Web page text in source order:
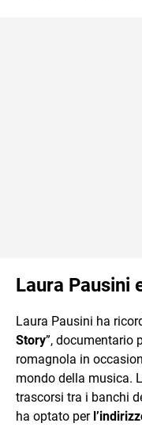
Laura Pausini
Laura Pausini ha
Story”, documentario
romagnola in
mondo della musica.
trascorsi tra i banchi
ha optato per